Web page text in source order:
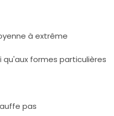
à extrême
formes particulières
pas